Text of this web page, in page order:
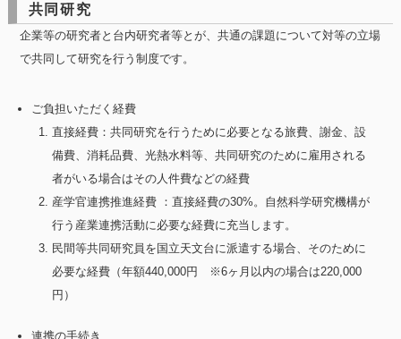
共同研究
企業等の研究者と台内研究者等とが、共通の課題について対等の立場
で共同して研究を行う制度です。
ご負担いただく経費
直接経費：共同研究を行うために必要となる旅費、謝金、設
備費、消耗品費、光熱水料等、共同研究のために雇用される
者がいる場合はその人件費などの経費
産学官連携推進経費 ：直接経費の30%。自然科学研究機構が
行う産業連携活動に必要な経費に充当します。
民間等共同研究員を国立天文台に派遣する場合、そのために
必要な経費（年額440,000円 ※6ヶ月以内の場合は220,000
円）
連携の手続き